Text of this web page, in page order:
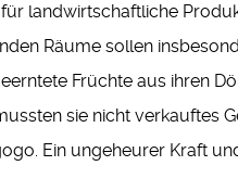
landwirtschaftliche
Räume sollen
Früchte aus ihren
sie nicht verkauftes
Ein ungeheurer Kraft